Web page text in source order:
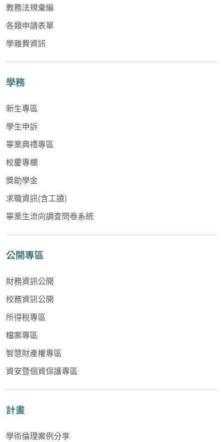
教務法規彙編
各類申請表單
學雜費資訊
學務
新生專區
學生申訴
畢業典禮專區
校慶專欄
獎助學金
求職資訊(含工讀)
畢業生流向調查問卷系統
公開專區
財務資訊公開
校務資訊公開
所得稅專區
檔案專區
智慧財產權專區
資安暨個資保護專區
計畫
學術倫理案例分享